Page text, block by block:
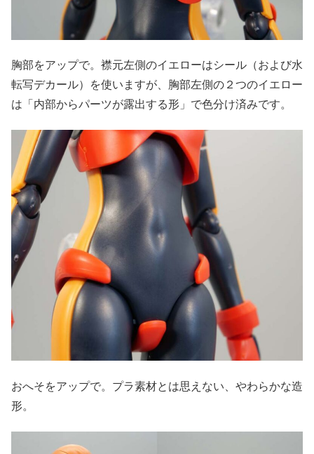
胸部をアップで。襟元左側のイエローはシール（および水
転写デカール）を使いますが、胸部左側の２つのイエロー
は「内部からパーツが露出する形」で色分け済みです。
おへそをアップで。プラ素材とは思えない、やわらかな造
形。